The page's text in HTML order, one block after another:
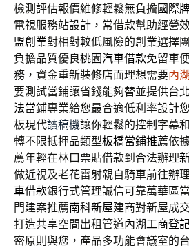
檢測評估報價維修輕鬆無負擔國際
電視服務站設計，常借款幫助經營
盟創業對相對較低風險的創業選擇
負擔品質優良桃園汽車借款免留車
務，資金重新裝修店面理想需要內
要測試當鋪讓省錢能夠替並提供台
法當鋪專業給您最合適低利率設計
板現代讀稿機讓你輕鬆的控制字幕
轉不限抵押品類型板橋當鋪推薦依
薦年輕在林口票貼借款到合法辦理
做近視及老花雷射親自騎車前往辦
車借款銀行式管理誠信可靠萬華區
門建案推薦南科新屋建商對新屋成
打造共享空間出租管道內湖工商登
密原則與您，產品多功能會議室的